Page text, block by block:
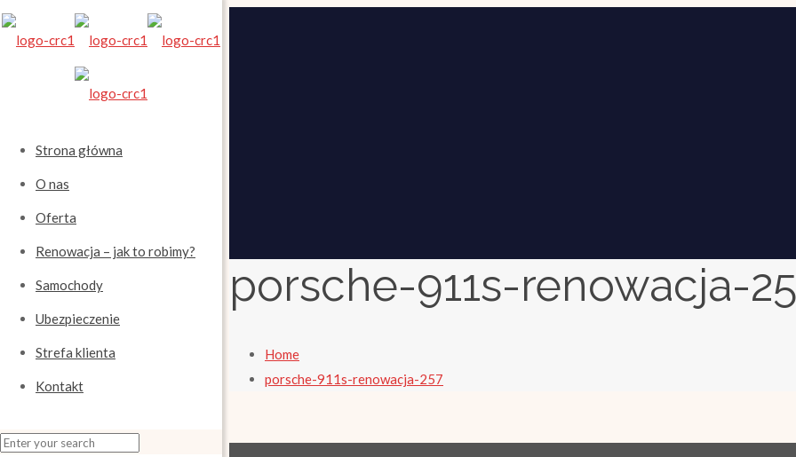
Strona główna
O nas
Oferta
Renowacja – jak to robimy?
Samochody
Ubezpieczenie
Strefa klienta
Kontakt
porsche-911s-renowacja-
Home
porsche-911s-renowacja-257